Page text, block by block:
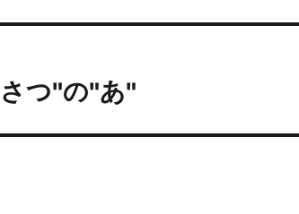
つ"の"あ"